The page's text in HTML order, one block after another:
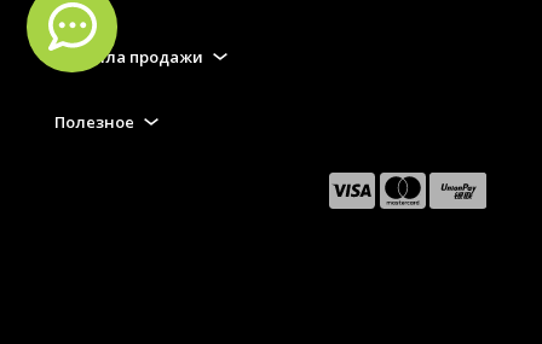
Правила продажи
Полезное